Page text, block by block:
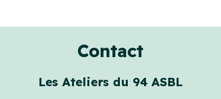
Contact
Les Ateliers du 94 ASBL